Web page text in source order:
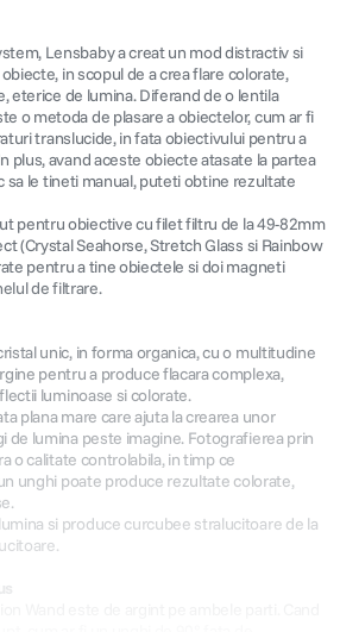
Lensbaby a creat un mod distractiv si
in scopul de a crea flare colorate,
eterice de lumina. Diferand de o lentila
o metoda de plasare a obiectelor, cum ar fi
translucide, in fata obiectivului pentru a
plus, avand aceste obiecte atasate la partea
sa le tineti manual, puteti obtine rezultate
pentru obiective cu filet filtru de la 49-82mm
(Crystal Seahorse, Stretch Glass si Rainbow
pentru a tine obiectele si doi magneti
de filtrare.
unic, in forma organica, cu o multitudine
pentru a produce flacara complexa,
luminoase si colorate.
plana mare care ajuta la crearea unor
de lumina peste imagine. Fotografierea prin
o calitate controlabila, in timp ce
unghi poate produce rezultate colorate,
si produce curcubee stralucitoare de la